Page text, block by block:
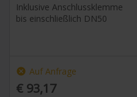
Inklusive Anschlussklemme
bis einschließlich DN50
cancel Auf Anfrage
€ 93,17